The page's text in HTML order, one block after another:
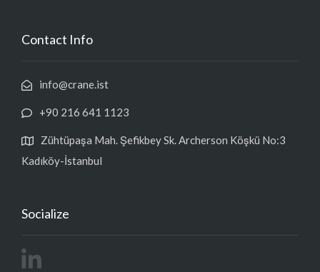
Contact Info
info@crane.ist
+90 216 641 1123
Zühtüpaşa Mah. Şefikbey Sk. Archerson Köşkü No:3
Kadıköy-İstanbul
Socialize